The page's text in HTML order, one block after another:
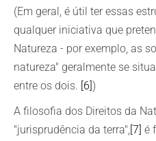
(Em geral, é útil ter essas
qualquer iniciativa que
Natureza - por exemplo, as
natureza" geralmente se
entre os dois. [6] )
A filosofia dos Direitos da
"jurisprudência da terra", [7] é